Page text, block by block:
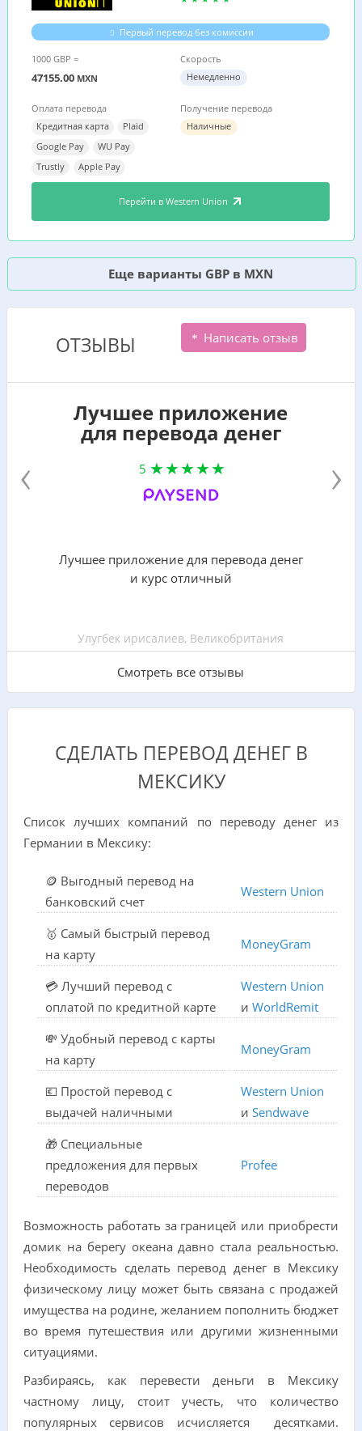
Первый перевод без комиссии
1000 GBP =
47155.00 MXN
Скорость
Немедленно
Оплата перевода
Кредитная карта
Plaid
Google Pay
WU Pay
Trustly
Apple Pay
Получение перевода
Наличные
Перейти в Western Union
Еще варианты GBP в MXN
ОТЗЫВЫ Написать отзыв
Лучшее приложение
для перевода денег
5
Лучшее приложение для перевода денег
и курс отличный
Улугбек ирисалиев, Великобритания
Смотреть все отзывы
‹ ›
СДЕЛАТЬ ПЕРЕВОД ДЕНЕГ В
МЕКСИКУ
Список лучших компаний по переводу денег из
Германии в Мексику:
🪙 Выгодный перевод на
банковский счет
Western Union
🥇 Самый быстрый перевод
на карту
MoneyGram
💳 Лучший перевод с
оплатой по кредитной карте
Western Union
и WorldRemit
💸 Удобный перевод с карты
на карту
MoneyGram
💶 Простой перевод с
выдачей наличными
Western Union
и Sendwave
🎁 Специальные
предложения для первых
переводов
Profee
Возможность работать за границей или приобрести
домик на берегу океана давно стала реальностью.
Необходимость сделать перевод денег в Мексику
физическому лицу может быть связана с продажей
имущества на родине, желанием пополнить бюджет
во время путешествия или другими жизненными
ситуациями.
Разбираясь, как перевести деньги в Мексику
частному лицу, стоит учесть, что количество
популярных сервисов исчисляется десятками.